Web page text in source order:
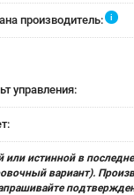
производитель: i
управления:
истинной в
вариант).